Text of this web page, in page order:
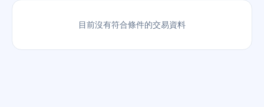
目前沒有符合條件的交易資料